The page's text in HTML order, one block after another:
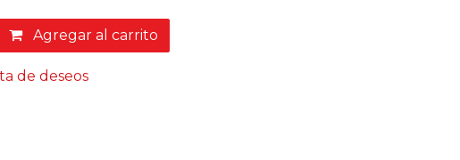
Agregar al carrito
de deseos